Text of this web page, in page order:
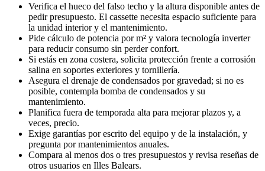
Verifica el hueco del falso techo y la altura disponible antes de
pedir presupuesto. El cassette necesita espacio suficiente para
la unidad interior y el mantenimiento.
Pide cálculo de potencia por m² y valora tecnología inverter
para reducir consumo sin perder confort.
Si estás en zona costera, solicita protección frente a corrosión
salina en soportes exteriores y tornillería.
Asegura el drenaje de condensados por gravedad; si no es
posible, contempla bomba de condensados y su
mantenimiento.
Planifica fuera de temporada alta para mejorar plazos y, a
veces, precio.
Exige garantías por escrito del equipo y de la instalación, y
pregunta por mantenimientos anuales.
Compara al menos dos o tres presupuestos y revisa reseñas de
otros usuarios en Illes Balears.